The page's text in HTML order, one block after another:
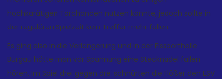
hochkarätigen Torchancen nutzen konnte, jedoch sollte in
der regulären Spielzeit kein Treffer mehr fallen.
Es ging also in die Verlängerung und in der Eissporthalle
Burgau hätte man vor Spannung eine Stecknadel fallen
hören. Im Spiel drei gegen drei schnürten die Flößer den ESV